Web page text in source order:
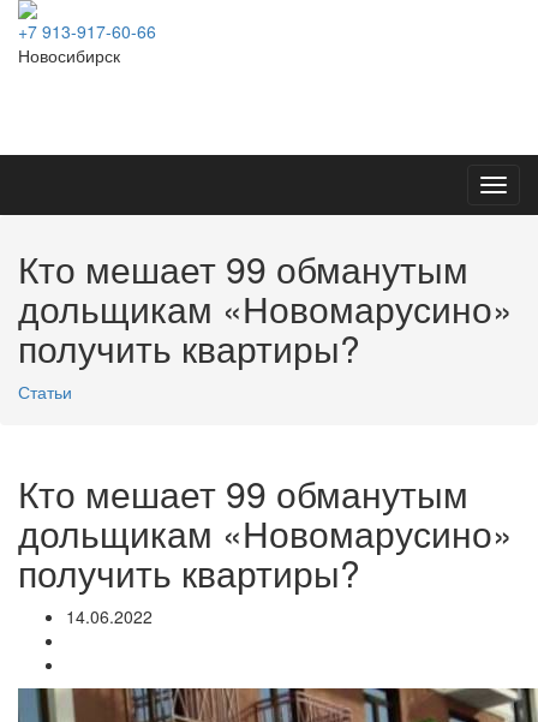
+7 913-917-60-66
Новосибирск
Кто мешает 99 обманутым
дольщикам «Новомарусино»
получить квартиры?
Статьи
Кто мешает 99 обманутым
дольщикам «Новомарусино»
получить квартиры?
14.06.2022